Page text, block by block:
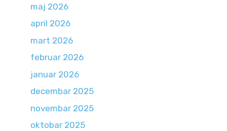
maj 2026
april 2026
mart 2026
februar 2026
januar 2026
decembar 2025
novembar 2025
oktobar 2025